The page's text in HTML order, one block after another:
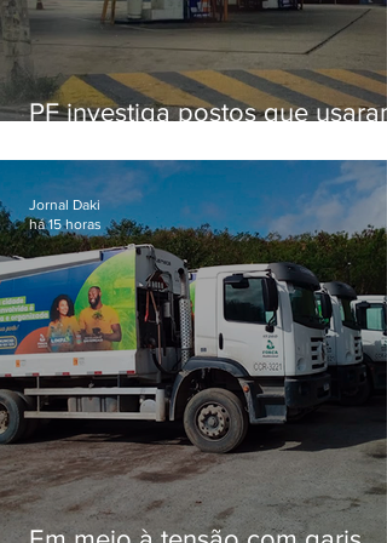
PF investiga postos que usaram
secretário morto em 2020
Jornal Daki
há 15 horas